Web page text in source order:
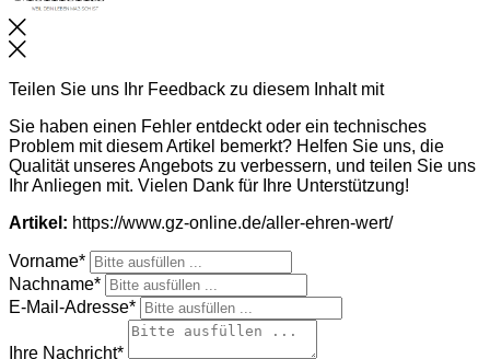
Schließen
Teilen Sie uns Ihr Feedback zu diesem Inhalt mit
Sie haben einen Fehler entdeckt oder ein technisches
Problem mit diesem Artikel bemerkt? Helfen Sie uns, die
Qualität unseres Angebots zu verbessern, und teilen Sie uns
Ihr Anliegen mit. Vielen Dank für Ihre Unterstützung!
Artikel: https://www.gz-online.de/aller-ehren-wert/
Vorname*
Nachname*
E-Mail-Adresse*
Ihre Nachricht*